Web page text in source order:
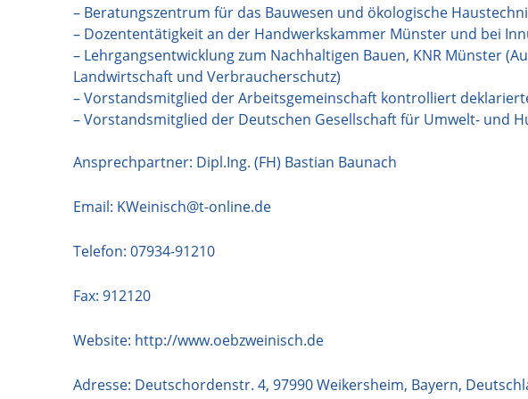
– Beratungszentrum für das Bauwesen und ökologische
– Dozententätigkeit an der Handwerkskammer Münster und bei
– Lehrgangsentwicklung zum Nachhaltigen Bauen, KNR Münster
Landwirtschaft und Verbraucherschutz)
– Vorstandsmitglied der Arbeitsgemeinschaft kontrolliert
– Vorstandsmitglied der Deutschen Gesellschaft für Umwelt- und
Ansprechpartner: Dipl.Ing. (FH) Bastian Baunach
Email: KWeinisch@t-online.de
Telefon: 07934-91210
Fax: 912120
Website: http://www.oebzweinisch.de
Adresse: Deutschordenstr. 4, 97990Weikersheim, Bayern,